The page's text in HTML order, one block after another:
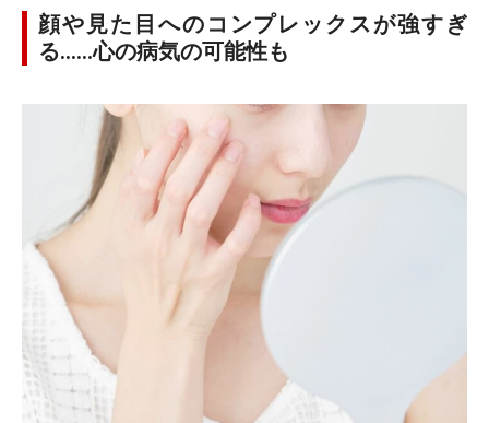
顔や見た目へのコンプレックスが強すぎ
る……心の病気の可能性も